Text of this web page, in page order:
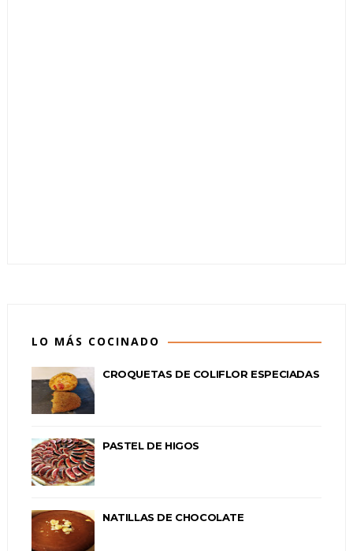
LO MÁS COCINADO
CROQUETAS DE COLIFLOR ESPECIADAS
PASTEL DE HIGOS
NATILLAS DE CHOCOLATE